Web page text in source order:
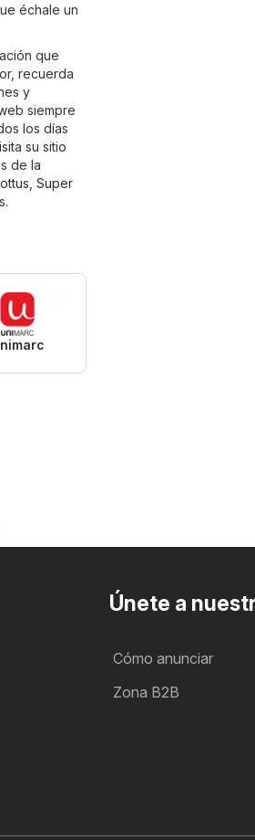
échale un
que
recuerda
y
siempre
los días
su sitio
de la
Super
Únete a
Cómo anunciar
Zona B2B